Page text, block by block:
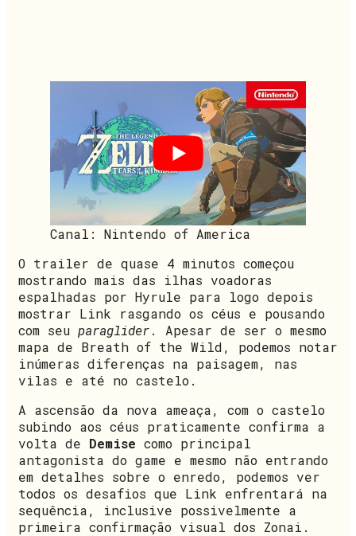
Canal: Nintendo of America
O trailer de quase 4 minutos começou
mostrando mais das ilhas voadoras
espalhadas por Hyrule para logo depois
mostrar Link rasgando os céus e pousando
com seu paraglider. Apesar de ser o mesmo
mapa de Breath of the Wild, podemos notar
inúmeras diferenças na paisagem, nas
vilas e até no castelo.
A ascensão da nova ameaça, com o castelo
subindo aos céus praticamente confirma a
volta de Demise como principal
antagonista do game e mesmo não entrando
em detalhes sobre o enredo, podemos ver
todos os desafios que Link enfrentará na
sequência, inclusive possivelmente a
primeira confirmação visual dos Zonai.